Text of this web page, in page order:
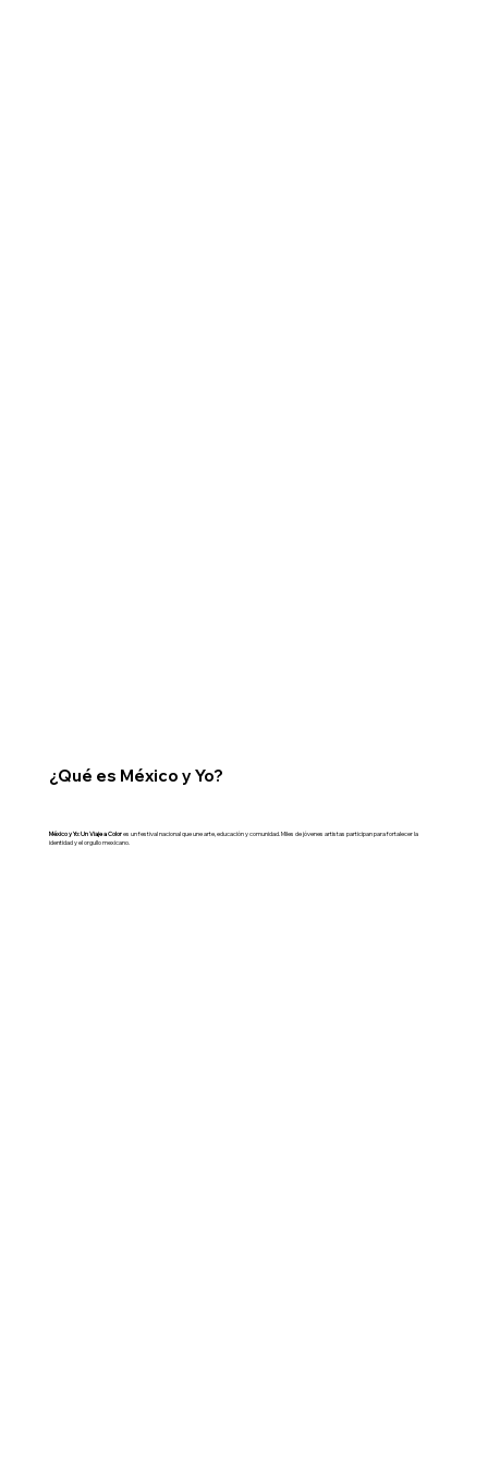
¿Qué es México y Yo?
México y Yo: Un Viaje a Colores un festival nacional que une arte, educación y comunidad. Miles de jóvenes artistas participan para fortalecer la
identidad y el orgullo mexicano.